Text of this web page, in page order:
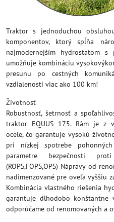
Traktor s jednoduchou
komponentov, ktorý spĺňa
najmodernejším hydrostatom s
umožňuje kombináciu
presunu po cestných
vzdialenosti viac ako 100 km!
Životnosť
Robustnosť, šetrnosť a
traktor EQUUS 175. Rám je z
ocele, čo garantuje vysokú
pri nízkej spotrebe
parametre bezpečnosti
(ROPS,FOPS,OPS) Nápravy od
nadimenzované pre oveľa vyššiu
Kombinácia vlastného riešenia
garantuje dlhodobo konštantne
odporúčame od renomovaných a